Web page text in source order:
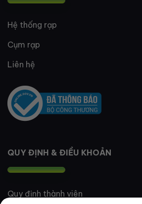
Hệ thống rạp
Cụm rạp
Liên hệ
QUY ĐỊNH & ĐIỀU KHOẢN
Quy định thành viên